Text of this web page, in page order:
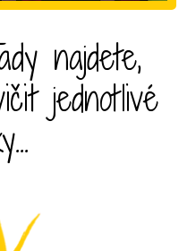
najdete,
jednotlivé